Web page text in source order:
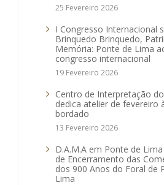
25 Fevereiro 2026
I Congresso Internacional
Brinquedo Brinquedo,
Memória: Ponte de Lima
congresso internacional
19 Fevereiro 2026
Centro de Interpretação
dedica atelier de fevereiro
bordado
13 Fevereiro 2026
D.A.M.A em Ponte de
de Encerramento das
dos 900 Anos do Foral de
Lima